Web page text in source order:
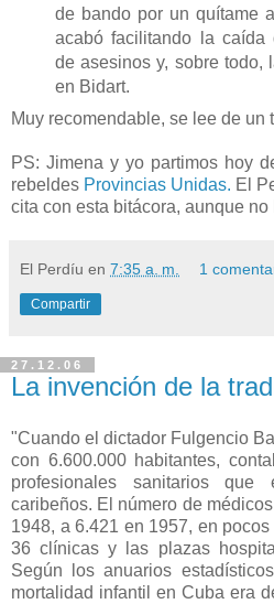
de bando por un quítame
acabó facilitando la caída
de asesinos y, sobre todo,
en Bidart.
Muy recomendable, se lee de un
PS: Jimena y yo partimos hoy
rebeldes Provincias Unidas. El
cita con esta bitácora, aunque no
El Perdíu en 7:35 a. m. 1
Compartir
27.12.06
La invención de la
"Cuando el dictador Fulgencio
con 6.600.000 habitantes,
profesionales sanitarios
caribeños. El número de
1948, a 6.421 en 1957, en
36 clínicas y las plazas
Según los anuarios
mortalidad infantil en Cuba era